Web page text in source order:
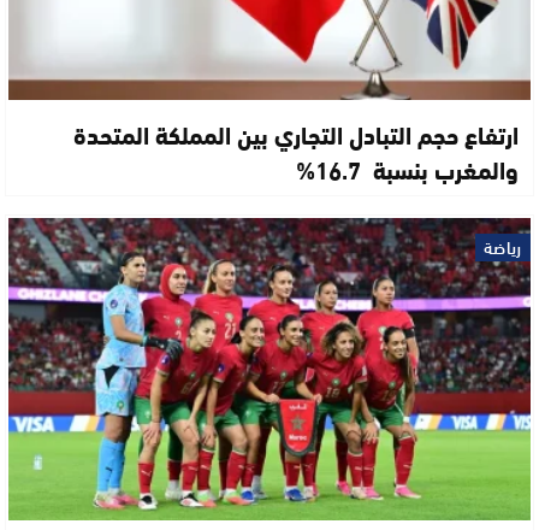
ارتفاع حجم التبادل التجاري بين المملكة المتحدة
والمغرب بنسبة 16.7%
رياضة